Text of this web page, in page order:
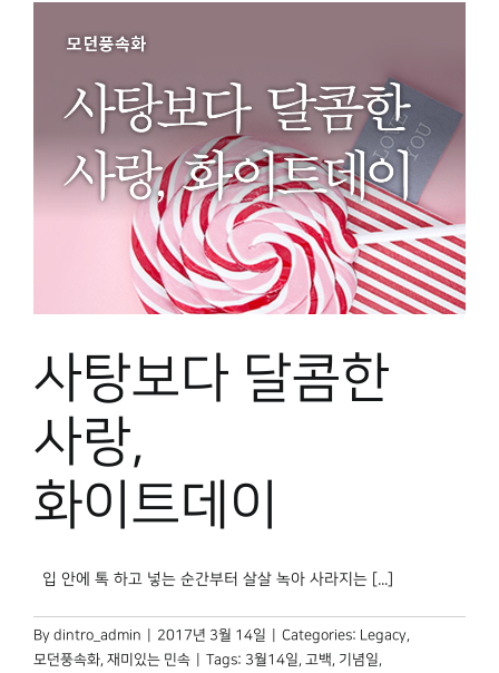
사탕보다 달콤한
사랑,
화이트데이
입 안에 톡 하고 넣는 순간부터 살살 녹아 사라지는 [...]
By dintro_admin 2017년 3월 14일 Categories: Legacy,
모던풍속화, 재미있는 민속 Tags: 3월14일, 고백, 기념일,